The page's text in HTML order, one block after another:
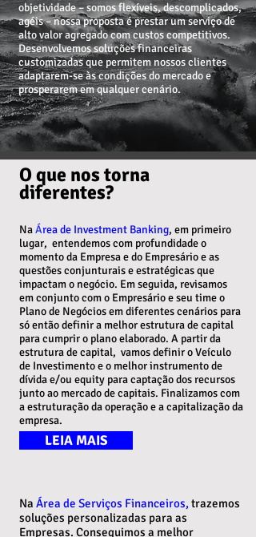
objetividade – somos flexíveis, descomplicados,
agéis – nossa proposta é prestar um serviço de
alto valor agregado com custos competitivos.
Desenvolvemos soluções financeiras
customizadas que permitem nossos clientes
adaptarem-se às condições do mercado e
prosperarem em qualquer cenário.
O que nos torna
diferentes?
NaÁrea de Investment Banking, em primeiro
lugar, entendemos com profundidade o
momento da Empresa e do Empresário e as
questões conjunturais e estratégicas que
impactam o negócio. Em seguida, revisamos
em conjunto com o Empresário e seu time o
Plano de Negócios em diferentes cenários para
só então definir a melhor estrutura de capital
para cumprir o plano elaborado. A partir da
estrutura de capital, vamos definir o Veículo
de Investimento e o melhor instrumento de
dívida e/ou equity para captação dos recursos
junto ao mercado de capitais. Finalizamos com
a estruturação da operação e a capitalização da
empresa.
LEIA MAIS
Na Área de Serviços Financeiros, trazemos
soluções personalizadas para as
Empresas. Conseguimos a melhor